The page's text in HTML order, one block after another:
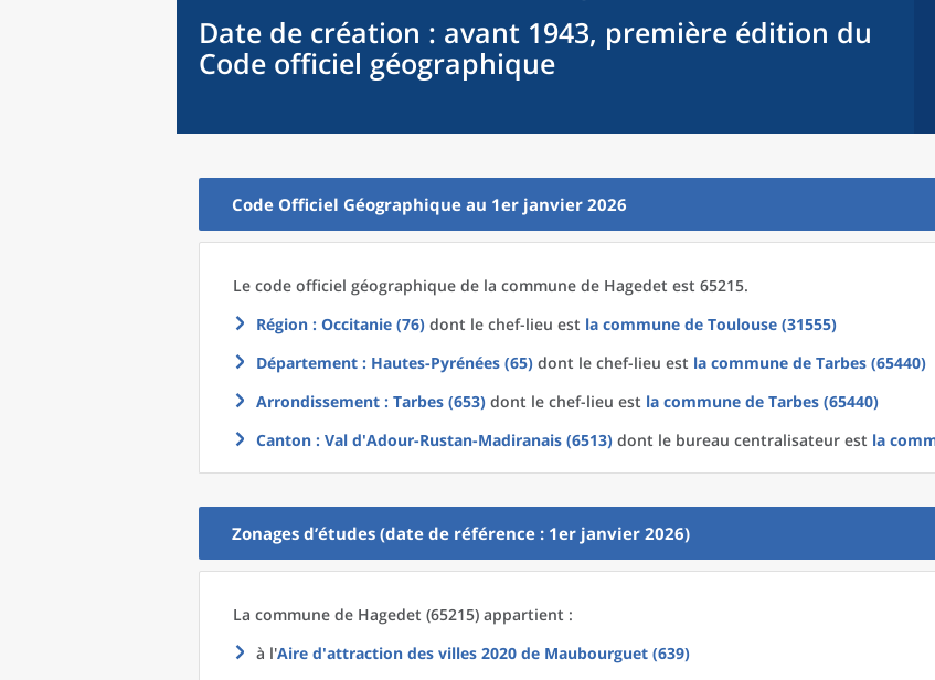
Date de création : avant 1943, première édition du
Code officiel géographique
Code Officiel Géographique au 1er janvier 2026
Le code officiel géographique de la commune de Hagedet est 65215.
Région : Occitanie (76) dont le chef-lieu est la commune de Toulouse (31555)
Département : Hautes-Pyrénées (65) dont le chef-lieu est la commune de Tarbes (65440)
Arrondissement : Tarbes (653) dont le chef-lieu est la commune de Tarbes (65440)
Canton : Val d'Adour-Rustan-Madiranais (6513) dont le bureau centralisateur est la
Zonages d’études (date de référence : 1er janvier 2026)
La commune de Hagedet (65215) appartient :
à l'Aire d'attraction des villes 2020 de Maubourguet (639)